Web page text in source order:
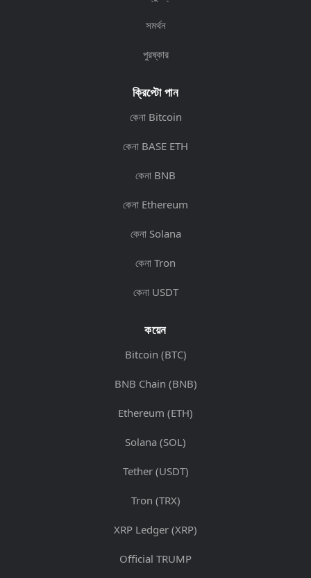
সমর্থন
পুরষ্কার
ক্রিপ্টো পান
কেনা Bitcoin
কেনা BASE ETH
কেনা BNB
কেনা Ethereum
কেনা Solana
কেনা Tron
কেনা USDT
কয়েন
Bitcoin (BTC)
BNB Chain (BNB)
Ethereum (ETH)
Solana (SOL)
Tether (USDT)
Tron (TRX)
XRP Ledger (XRP)
Official TRUMP